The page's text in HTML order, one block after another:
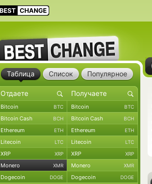
Таблица Список Популярное
Bitcoin BTC Bitcoin BTC
Bitcoin Cash BCH Bitcoin Cash BCH
Ethereum ETH Ethereum ETH
Litecoin LTC Litecoin LTC
XRP XRP XRP XRP
Monero XMR Monero XMR
Dogecoin DOGE Dogecoin DOGE